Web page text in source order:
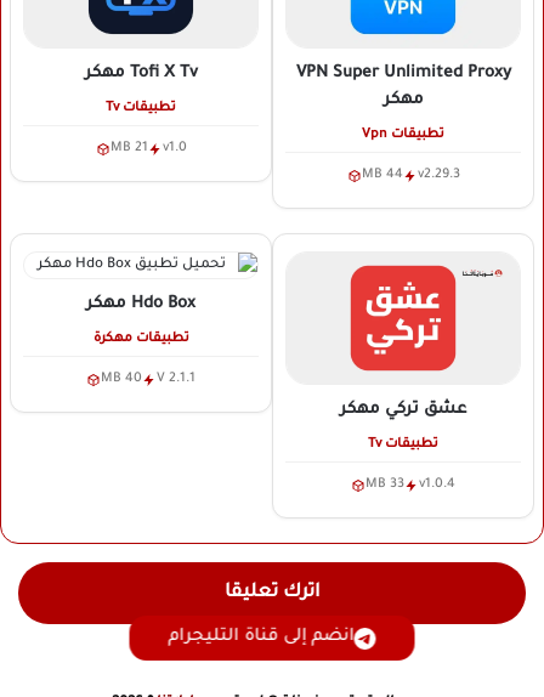
VPN Super Unlimited Proxy
مهكر
تطبيقات Vpn
v2.29.3
44 MB
Tofi X Tv مهكر
تطبيقات Tv
v1.0
21 MB
عشق تركي مهكر
تطبيقات Tv
v1.0.4
33 MB
Hdo Box مهكر
تطبيقات مهكرة
V 2.1.1
40 MB
اترك تعليقا
انضم إلى قناة التليجرام